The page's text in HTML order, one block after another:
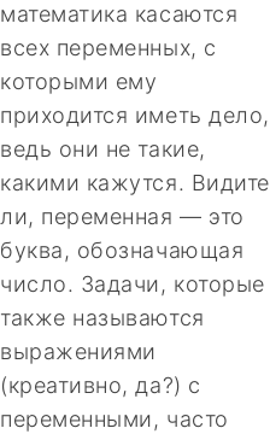
математика касаются
всех переменных, с
которыми ему
приходится иметь дело,
ведь они не такие,
какими кажутся. Видите
ли, переменная — это
буква, обозначающая
число. Задачи, которые
также называются
выражениями
(креативно, да?) с
переменными, часто